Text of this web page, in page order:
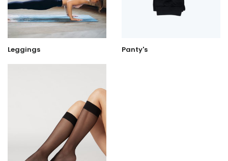
Leggings Panty's